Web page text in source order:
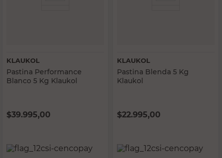
KLAUKOL
Pastina Performance
Blanco 5 Kg Klaukol
$39.995,00
KLAUKOL
Pastina Blenda 5 Kg
Klaukol
$22.995,00